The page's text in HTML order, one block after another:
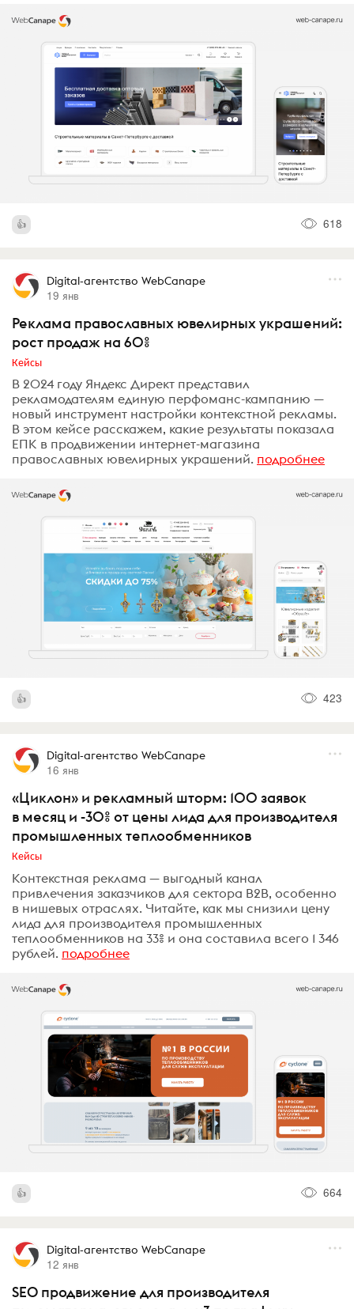
618
Digital-агентство WebCanape
19 янв
Реклама православных ювелирных украшений:
рост продаж на 60%
Кейсы
В 2024 году Яндекс Директ представил
рекламодателям единую перфоманс-кампанию —
новый инструмент настройки контекстной рекламы.
В этом кейсе расскажем, какие результаты показала
ЕПК в продвижении интернет-магазина
православных ювелирных украшений. подробнее
423
Digital-агентство WebCanape
16 янв
«Циклон» и рекламный шторм: 100 заявок
в месяц и -30% от цены лида для производителя
промышленных теплообменников
Кейсы
Контекстная реклама — выгодный канал
привлечения заказчиков для сектора B2B, особенно
в нишевых отраслях. Читайте, как мы снизили цену
лида для производителя промышленных
теплообменников на 33% и она составила всего 1 346
рублей. подробнее
664
Digital-агентство WebCanape
12 янв
SEO продвижение для производителя